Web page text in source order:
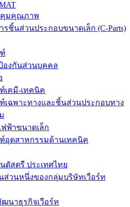
คุมคุณภาพ
รชิ้นส่วนประกอบขนาดเล็ก (C-Parts)
องกันส่วนบุคคล
คมี-เทคนิค
ฉพาะทางและชิ้นส่วนประกอบทาง
ฟ้าขนาดเล็ก
อุตสาหกรรมด้านเทคนิค
ดัสตรี ประเทศไทย
ส่วนหนึ่งของกลุ่มบริษัทเวือร์ท
นาธุรกิจเวือร์ท